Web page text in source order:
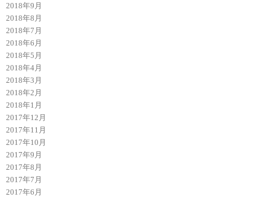
2018年9月
2018年8月
2018年7月
2018年6月
2018年5月
2018年4月
2018年3月
2018年2月
2018年1月
2017年12月
2017年11月
2017年10月
2017年9月
2017年8月
2017年7月
2017年6月